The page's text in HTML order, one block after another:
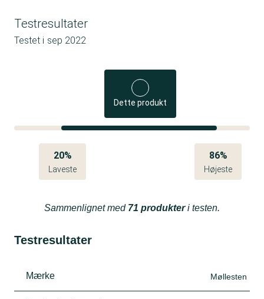
Testresultater
Testet i sep 2022
Dette produkt
20%
Laveste
86%
Højeste
Sammenlignet med 71 produkteri testen.
Testresultater
Mærke Møllesten